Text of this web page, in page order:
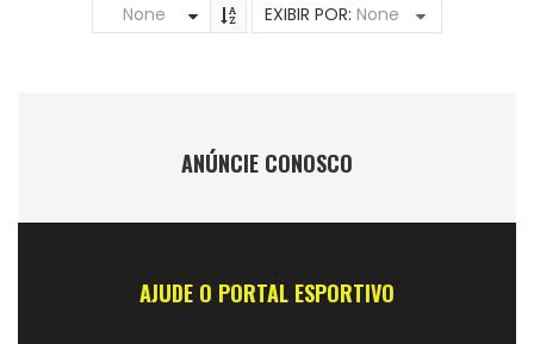
None EXIBIR POR: None
ANÚNCIE CONOSCO
AJUDE O PORTAL ESPORTIVO